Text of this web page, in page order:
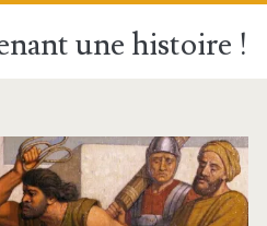
une histoire !